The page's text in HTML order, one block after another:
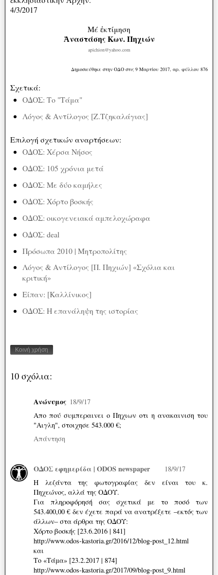
4/3/2017
Μέ ἐκτίμηση
Ἀναστάσης Κων. Πηχιών
apichion@yahoo.com
Δημοσιεύθηκε στην ΟΔΟ στις 9 Μαρτίου 2017, αρ. φύλλου 876
Σχετικά:
ΟΔΟΣ: Το "Τάμα"
Λόγος & Αντίλογος [Ζ.Τζηκαλάγιας]
Επιλογή σχετικών αναρτήσεων:
ΟΔΟΣ: Χέρσα Νήσος
ΟΔΟΣ: 105 χρόνια μετά
ΟΔΟΣ: Με δύο καμήλες
ΟΔΟΣ: Χόρτο βοσκής
ΟΔΟΣ: οικογενειακά αμπελοχώραφα
ΟΔΟΣ: deal
Πρόσωπα 2010 | Μητροπολίτης
Λόγος & Αντίλογος [Π. Πηχιών] «Σχόλια και
κριτική»
Είπαν: [Καλλίνικος]
ΟΔΟΣ: Η επανάληψη της ιστορίας
Κοινή χρήση
10 σχόλια:
Ανώνυμος 18/9/17
Απο πού συμπεραινει ο Πηχιων οτι η ανακαινιση του
"Αιγλη", στοιχησε 543.000 €;
Απάντηση
ΟΔΟΣ εφημερίδα | ODOS newspaper
18/9/17
Η λεζάντα της φωτογραφίας δεν είναι του κ.
Πηχεώνος, αλλά της ΟΔΟΥ.
Για πληροφόρησή σας σχετικά με το ποσό των
543.400,00 € δεν έχετε παρά να ανατρέξετε –εκτός των
άλλων– στα άρθρα της ΟΔΟΥ:
Χόρτο βοσκής [23.6.2016 | 841]
http://www.odos-kastoria.gr/2016/12/blog-post_12.html
και
Το «Τάμα» [23.2.2017 | 874]
http://www.odos-kastoria.gr/2017/09/blog-post_9.html